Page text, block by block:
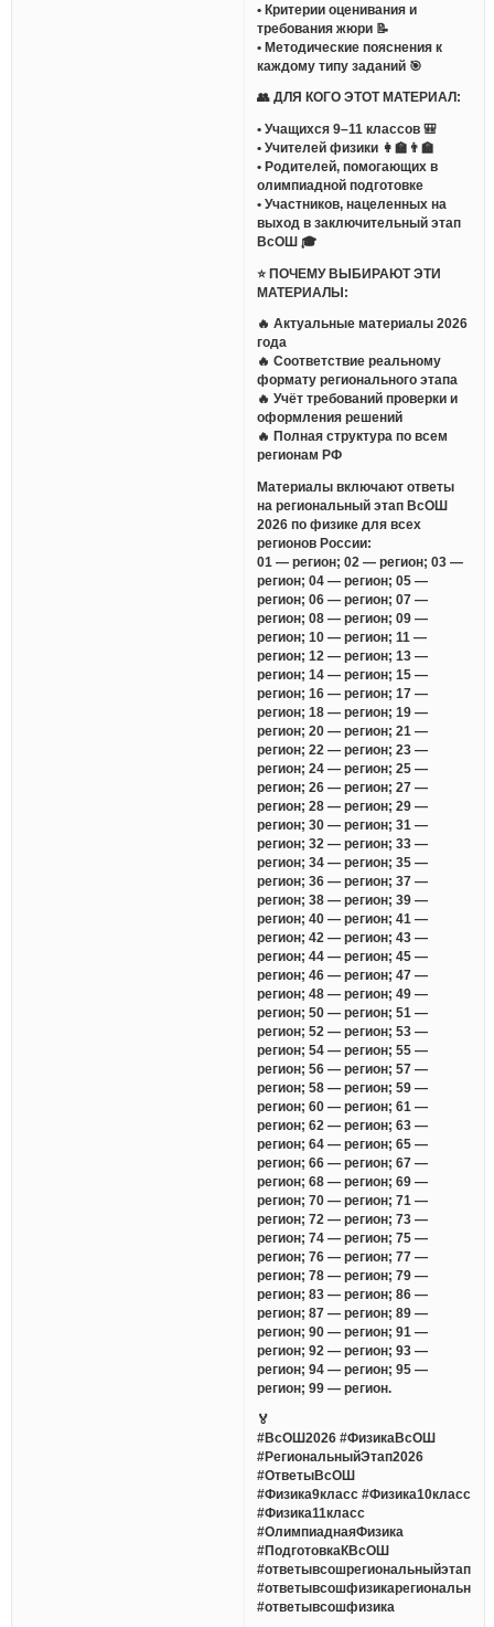
• Критерии оценивания и
требования жюри 📝
• Методические пояснения к
каждому типу заданий 🎯
👥 ДЛЯ КОГО ЭТОТ МАТЕРИАЛ:
• Учащихся 9–11 классов 🎒
• Учителей физики 👩‍🏫👨‍🏫
• Родителей, помогающих в
олимпиадной подготовке
• Участников, нацеленных на
выход в заключительный этап
ВсОШ 🎓
⭐️ ПОЧЕМУ ВЫБИРАЮТ ЭТИ
МАТЕРИАЛЫ:
🔥 Актуальные материалы 2026
года
🔥 Соответствие реальному
формату регионального этапа
🔥 Учёт требований проверки и
оформления решений
🔥 Полная структура по всем
регионам РФ
Материалы включают ответы
на региональный этап ВсОШ
2026 по физике для всех
регионов России:
01 — регион; 02 — регион; 03 —
регион; 04 — регион; 05 —
регион; 06 — регион; 07 —
регион; 08 — регион; 09 —
регион; 10 — регион; 11 —
регион; 12 — регион; 13 —
регион; 14 — регион; 15 —
регион; 16 — регион; 17 —
регион; 18 — регион; 19 —
регион; 20 — регион; 21 —
регион; 22 — регион; 23 —
регион; 24 — регион; 25 —
регион; 26 — регион; 27 —
регион; 28 — регион; 29 —
регион; 30 — регион; 31 —
регион; 32 — регион; 33 —
регион; 34 — регион; 35 —
регион; 36 — регион; 37 —
регион; 38 — регион; 39 —
регион; 40 — регион; 41 —
регион; 42 — регион; 43 —
регион; 44 — регион; 45 —
регион; 46 — регион; 47 —
регион; 48 — регион; 49 —
регион; 50 — регион; 51 —
регион; 52 — регион; 53 —
регион; 54 — регион; 55 —
регион; 56 — регион; 57 —
регион; 58 — регион; 59 —
регион; 60 — регион; 61 —
регион; 62 — регион; 63 —
регион; 64 — регион; 65 —
регион; 66 — регион; 67 —
регион; 68 — регион; 69 —
регион; 70 — регион; 71 —
регион; 72 — регион; 73 —
регион; 74 — регион; 75 —
регион; 76 — регион; 77 —
регион; 78 — регион; 79 —
регион; 83 — регион; 86 —
регион; 87 — регион; 89 —
регион; 90 — регион; 91 —
регион; 92 — регион; 93 —
регион; 94 — регион; 95 —
регион; 99 — регион.
🏅
#ВсОШ2026 #ФизикаВсОШ
#РегиональныйЭтап2026
#ОтветыВсОШ
#Физика9класс #Физика10класс
#Физика11класс
#ОлимпиаднаяФизика
#ПодготовкаКВсОШ
#ответывсошфизика